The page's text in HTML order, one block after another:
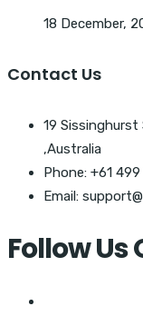
18 December,
Contact Us
19
,Australia
Phone: +61
Email:
Follow Us